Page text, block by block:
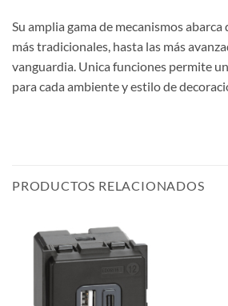
Su amplia gama de mecanismos
más tradicionales, hasta las más
vanguardia. Unica funciones permite
para cada ambiente y estilo de
PRODUCTOS RELACIONADOS